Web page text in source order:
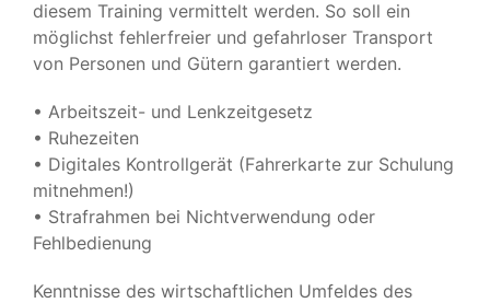
diesem Training vermittelt werden. So soll ein
möglichst fehlerfreier und gefahrloser Transport
von Personen und Gütern garantiert werden.
• Arbeitszeit- und Lenkzeitgesetz
• Ruhezeiten
• Digitales Kontrollgerät (Fahrerkarte zur Schulung
mitnehmen!)
• Strafrahmen bei Nichtverwendung oder
Fehlbedienung
Kenntnisse des wirtschaftlichen Umfeldes des